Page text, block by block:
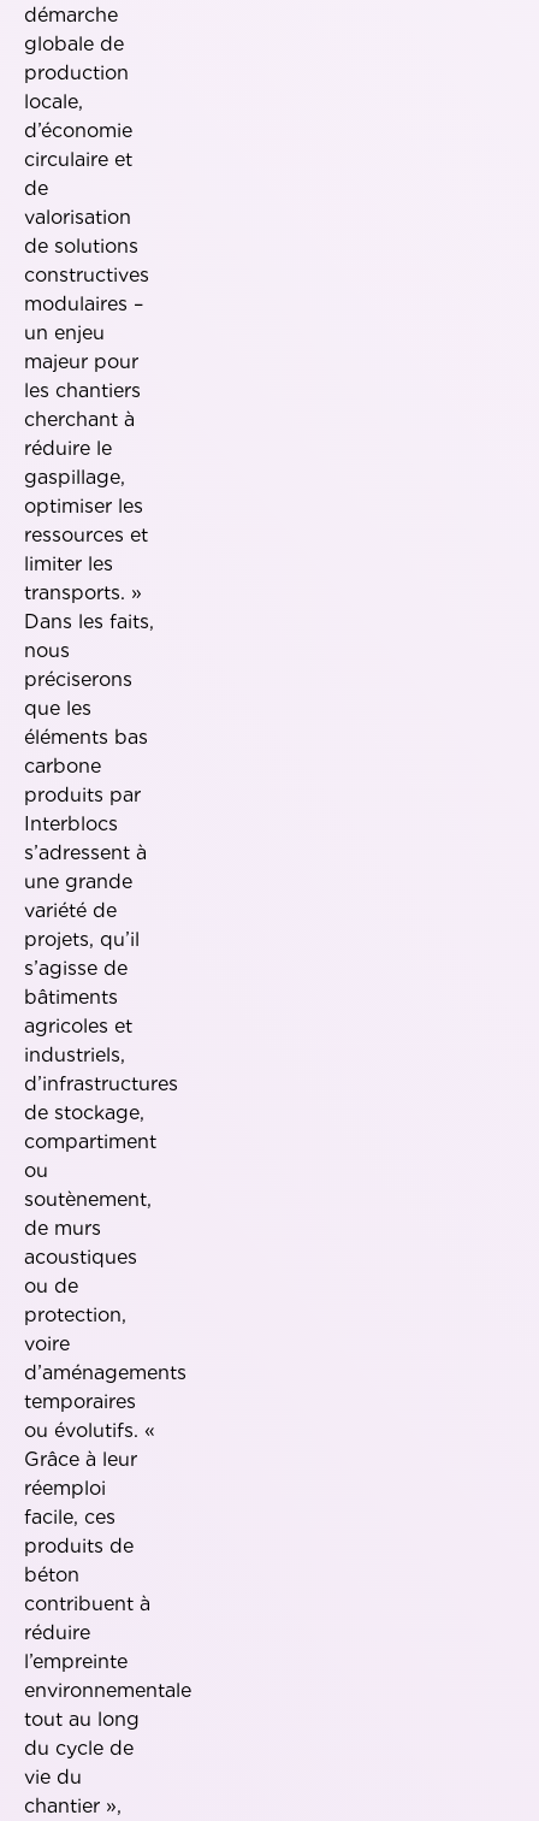
démarche
globale de
production
locale,
d’économie
circulaire et
de
valorisation
de solutions
constructives
modulaires –
un enjeu
majeur pour
les chantiers
cherchant à
réduire le
gaspillage,
optimiser les
ressources et
limiter les
transports. »
Dans les faits,
nous
préciserons
que les
éléments bas
carbone
produits par
Interblocs
s’adressent à
une grande
variété de
projets, qu’il
s’agisse de
bâtiments
agricoles et
industriels,
d’infrastructures
de stockage,
compartiment
ou
soutènement,
de murs
acoustiques
ou de
protection,
voire
d’aménagements
temporaires
ou évolutifs. «
Grâce à leur
réemploi
facile, ces
produits de
béton
contribuent à
réduire
l’empreinte
environnementale
tout au long
du cycle de
vie du
chantier »,